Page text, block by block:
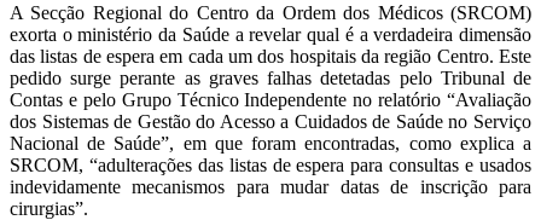
A Secção Regional do Centro da Ordem dos Médicos (SRCOM)
exorta o ministério da Saúde a revelar qual é a verdadeira dimensão
das listas de espera em cada um dos hospitais da região Centro. Este
pedido surge perante as graves falhas detetadas pelo Tribunal de
Contas e pelo Grupo Técnico Independente no relatório “Avaliação
dos Sistemas de Gestão do Acesso a Cuidados de Saúde no Serviço
Nacional de Saúde”, em que foram encontradas, como explica a
SRCOM, “adulterações das listas de espera para consultas e usados
indevidamente mecanismos para mudar datas de inscrição para
cirurgias”.